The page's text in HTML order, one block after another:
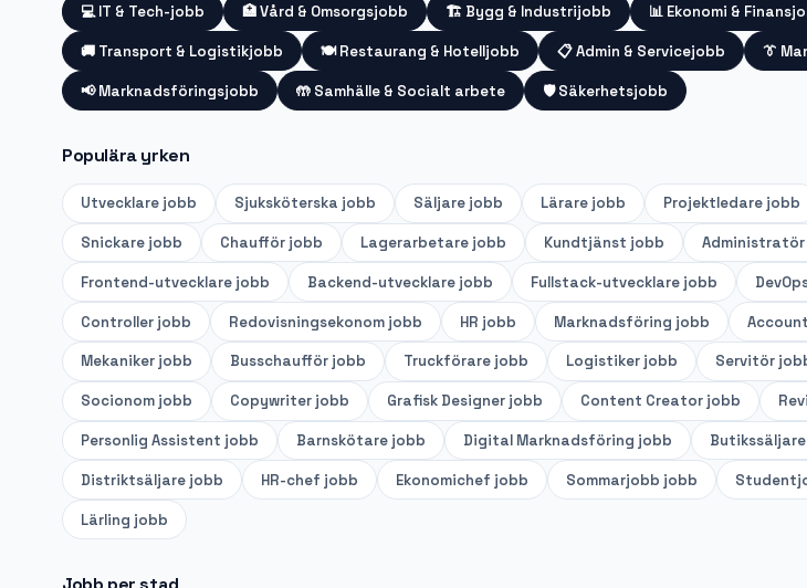
💻 IT & Tech-jobb 🏥Vård & Omsorgsjobb 🏗️ Bygg & Industrijobb 📊 Ekonomi &
🚚 Transport & Logistikjobb 🍽️ Restaurang & Hotelljobb 📋Admin & Servicejobb 👔
📢 Marknadsföringsjobb 🤲 Samhälle & Socialt arbete 🛡️ Säkerhetsjobb
Populära yrken
Utvecklare jobb Sjuksköterska jobb Säljare jobb Lärare jobb Projektledare jobb
Snickare jobb Chaufför jobb Lagerarbetare jobb Kundtjänst jobb Administratör
Frontend-utvecklare jobb Backend-utvecklare jobb Fullstack-utvecklare jobb
Controller jobb Redovisningsekonom jobb HR jobb Marknadsföring jobb
Mekaniker jobb Busschaufför jobb Truckförare jobb Logistiker jobb Servitör
Socionom jobb Copywriter jobb Grafisk Designer jobb Content Creator jobb
Personlig Assistent jobb Barnskötare jobb Digital Marknadsföring jobb Butikssäljare
Distriktsäljare jobb HR-chef jobb Ekonomichef jobb Sommarjobb jobb
Lärling jobb